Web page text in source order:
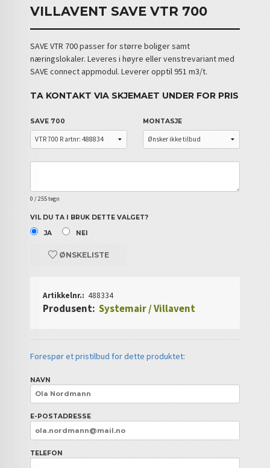
VILLAVENT SAVE VTR 700
SAVE VTR 700 passer for større boliger samt
næringslokaler. Leveres i høyre eller venstrevariant med
SAVE connect appmodul. Leverer opptil 951 m3/t.
TA KONTAKT VIA SKJEMAET UNDER FOR PRIS
SAVE 700 MONTASJE
0/ 255 tegn
VIL DU TA I BRUK DETTE VALGET?
JA
NEI
ØNSKELISTE
Artikkelnr.: 488334
Produsent: Systemair / Villavent
Forespør et pristilbud for dette produktet:
NAVN
E-POSTADRESSE
TELEFON